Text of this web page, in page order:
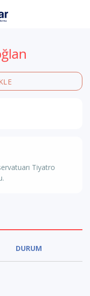
Tiyatro
DURUM